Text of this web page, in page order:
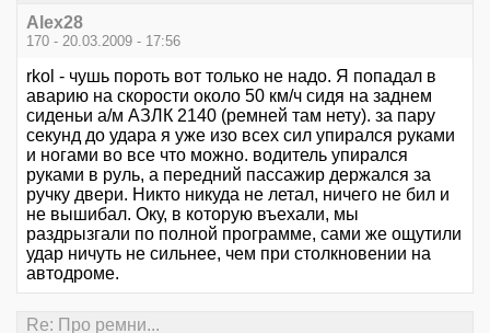
Alex28
170 - 20.03.2009 - 17:56
rkol - чушь пороть вот только не надо. Я попадал в
аварию на скорости около 50 км/ч сидя на заднем
сиденьи а/м АЗЛК 2140 (ремней там нету). за пару
секунд до удара я уже изо всех сил упирался руками
и ногами во все что можно. водитель упирался
руками в руль, а передний пассажир держался за
ручку двери. Никто никуда не летал, ничего не бил и
не вышибал. Оку, в которую въехали, мы
раздрызгали по полной программе, сами же ощутили
удар ничуть не сильнее, чем при столкновении на
автодроме.
Re: Про ремни...